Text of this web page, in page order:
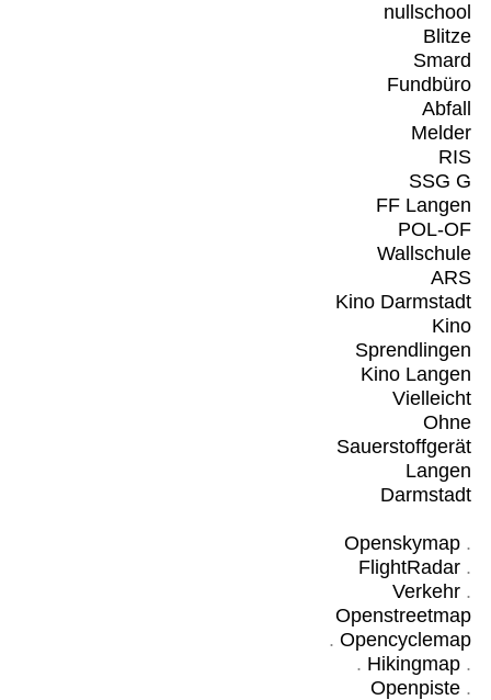
nullschool
Blitze
Smard
Fundbüro
Abfall
Melder
RIS
SSG G
FF Langen
POL-OF
Wallschule
ARS
Kino Darmstadt
Kino
Sprendlingen
Kino Langen
Vielleicht
Ohne
Sauerstoffgerät
Langen
Darmstadt
Openskymap.
FlightRadar.
Verkehr.
Openstreetmap
. Opencyclemap
. Hikingmap.
Openpiste.